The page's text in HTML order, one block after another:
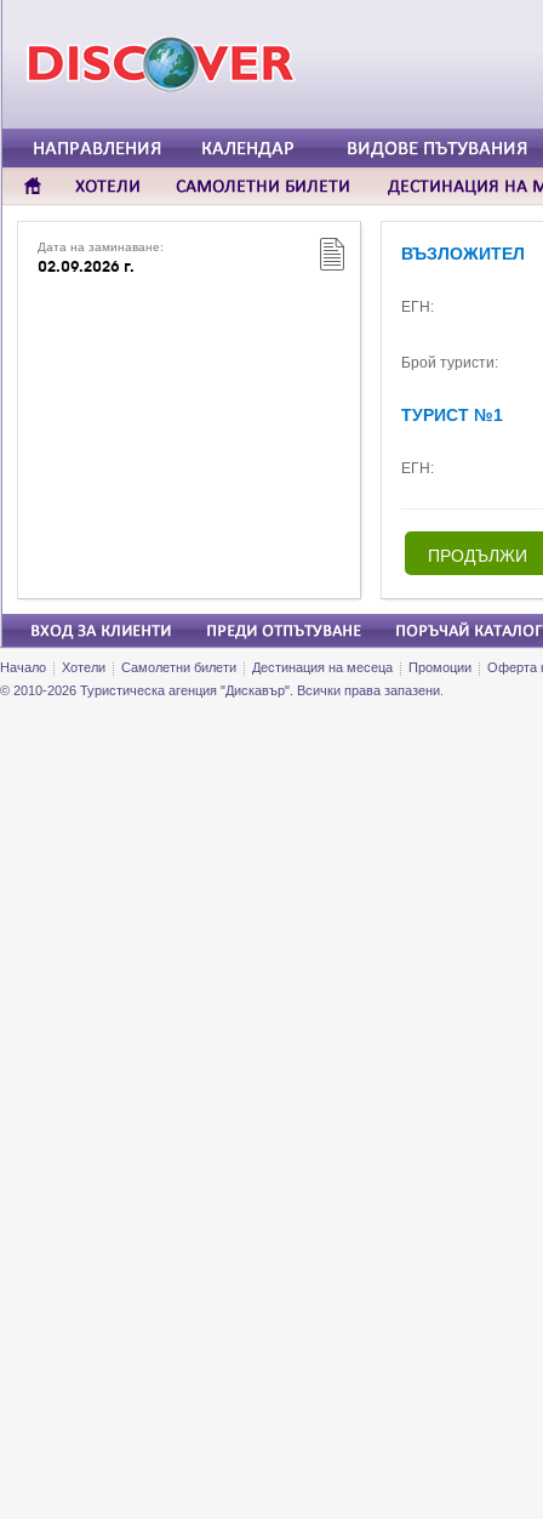
Дата на заминаване:
02.09.2026 г.
ВЪЗЛОЖИТЕЛ
ЕГН:
Брой туристи:
ТУРИСТ №1
ЕГН:
ПРОДЪЛЖИ
Начало Хотели Самолетни билети Дестинация на месеца Промоции
Оферта
© 2010-2026 Туристическа агенция "Дискавър". Всички права запазени.